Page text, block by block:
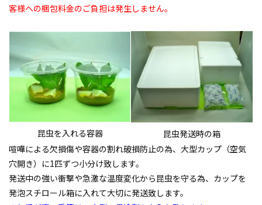
客様への梱包料金のご負担は発生しません。
昆虫を入れる容器
昆虫発送時の箱
喧嘩による欠損傷や容器の割れ破損防止の為、大型カップ（空気
穴開き）に1匹ずつ小分け致します。
発送中の強い衝撃や急激な温度変化から昆虫を守る為、カップを
発泡スチロール箱に入れて大切に発送致します。